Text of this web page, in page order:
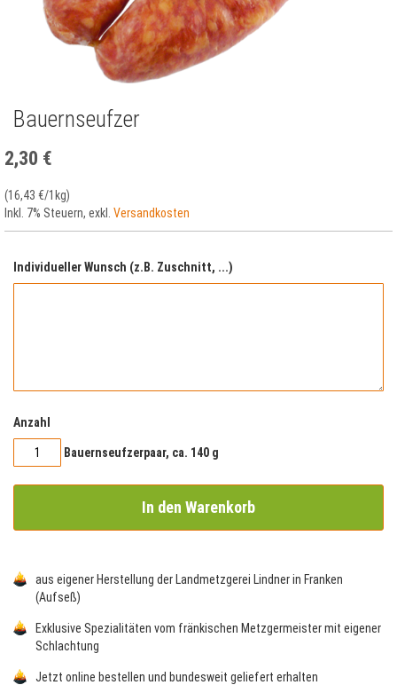
Zum
der
Bildergalerie
Bauernseufzer
2,30 €
(16,43 €/1kg)
Inkl. 7% Steuern, exkl. Versandkosten
Individueller Wunsch (z.B. Zuschnitt, ...)
Anzahl
Bauernseufzerpaar, ca. 140 g
In den Warenkorb
aus eigener Herstellung der Landmetzgerei Lindner in Franken
(Aufseß)
Exklusive Spezialitäten vom fränkischen Metzgermeister mit eigener
Schlachtung
Jetzt online bestellen und bundesweit geliefert erhalten